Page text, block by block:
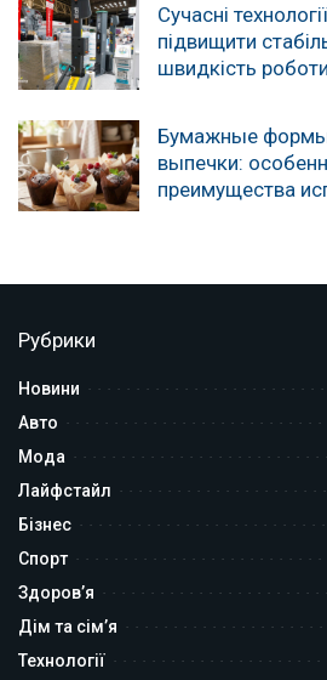
Сучасні
підвищити
швидкість
Бумажные
выпечки:
преимущества
Рубрики
Новини
Авто
Мода
Лайфстайл
Бізнес
Спорт
Здоров’я
Дім та сім’я
Технології